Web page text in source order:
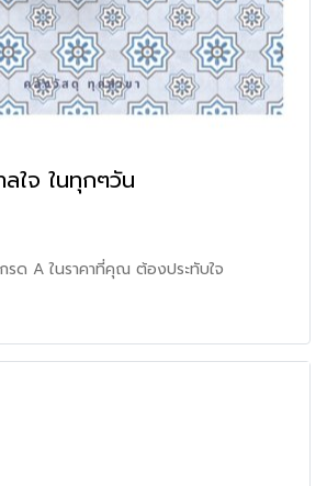
ใจ ในทุกๆวัน
กรด A ในราคาที่คุณ ต้องประทับใจ